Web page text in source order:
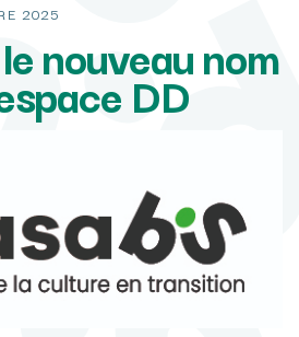
2025
nouveau nom
DD